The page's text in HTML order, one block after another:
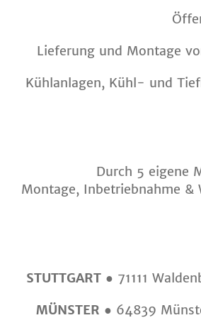
Lieferung und Montage
Kühlanlagen, Kühl- und
Durch 5 eigene
Montage, Inbetriebnahme &
STUTTGART ● 71111
MÜNSTER ● 64839